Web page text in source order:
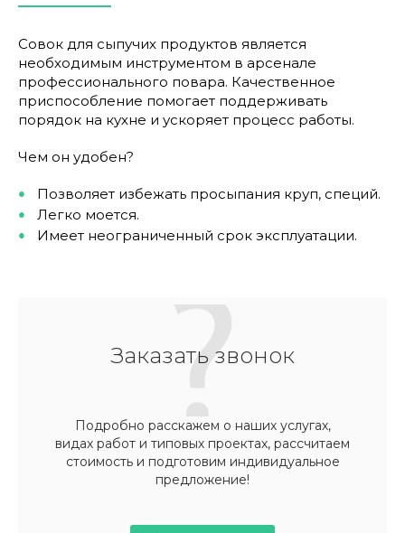
Совок для сыпучих продуктов является
необходимым инструментом в арсенале
профессионального повара. Качественное
приспособление помогает поддерживать
порядок на кухне и ускоряет процесс работы.
Чем он удобен?
Позволяет избежать просыпания круп, специй.
Легко моется.
Имеет неограниченный срок эксплуатации.
Заказать звонок
Подробно расскажем о наших услугах,
видах работ и типовых проектах, рассчитаем
стоимость и подготовим индивидуальное
предложение!